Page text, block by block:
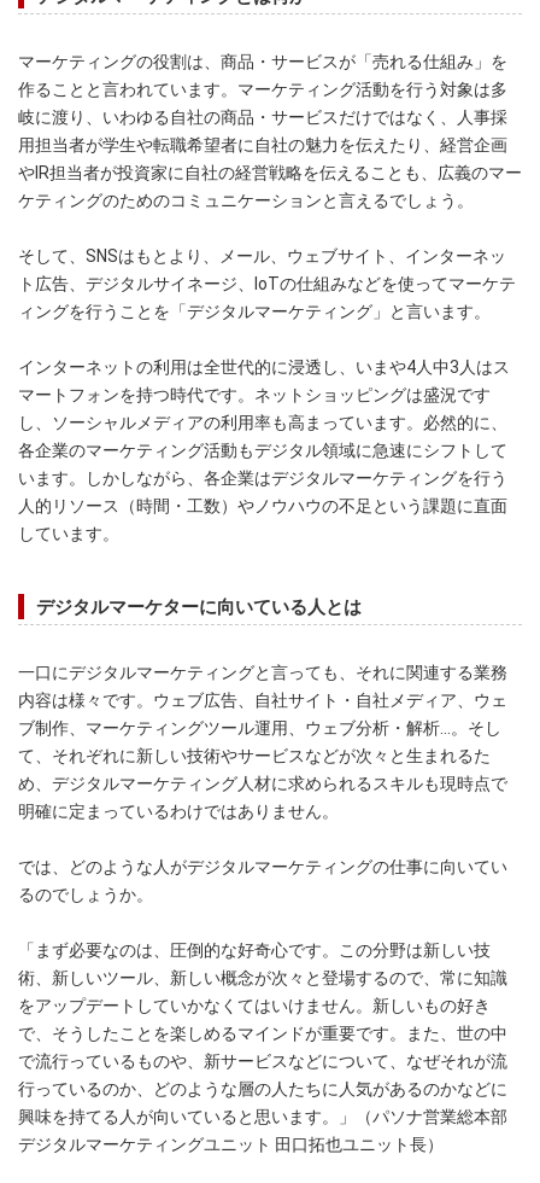
マーケティングの役割は、商品・サービスが「売れる仕組み」を
作ることと言われています。マーケティング活動を行う対象は多
岐に渡り、いわゆる自社の商品・サービスだけではなく、人事採
用担当者が学生や転職希望者に自社の魅力を伝えたり、経営企画
やIR担当者が投資家に自社の経営戦略を伝えることも、広義のマー
ケティングのためのコミュニケーションと言えるでしょう。
そして、SNSはもとより、メール、ウェブサイト、インターネッ
ト広告、デジタルサイネージ、IoTの仕組みなどを使ってマーケテ
ィングを行うことを「デジタルマーケティング」と言います。
インターネットの利用は全世代的に浸透し、いまや4人中3人はス
マートフォンを持つ時代です。ネットショッピングは盛況です
し、ソーシャルメディアの利用率も高まっています。必然的に、
各企業のマーケティング活動もデジタル領域に急速にシフトして
います。しかしながら、各企業はデジタルマーケティングを行う
人的リソース（時間・工数）やノウハウの不足という課題に直面
しています。
デジタルマーケターに向いている人とは
一口にデジタルマーケティングと言っても、それに関連する業務
内容は様々です。ウェブ広告、自社サイト・自社メディア、ウェ
ブ制作、マーケティングツール運用、ウェブ分析・解析…。そし
て、それぞれに新しい技術やサービスなどが次々と生まれるた
め、デジタルマーケティング人材に求められるスキルも現時点で
明確に定まっているわけではありません。
では、どのような人がデジタルマーケティングの仕事に向いてい
るのでしょうか。
「まず必要なのは、圧倒的な好奇心です。この分野は新しい技
術、新しいツール、新しい概念が次々と登場するので、常に知識
をアップデートしていかなくてはいけません。新しいもの好き
で、そうしたことを楽しめるマインドが重要です。また、世の中
で流行っているものや、新サービスなどについて、なぜそれが流
行っているのか、どのような層の人たちに人気があるのかなどに
興味を持てる人が向いていると思います。」（パソナ営業総本部
デジタルマーケティングユニット 田口拓也ユニット長）